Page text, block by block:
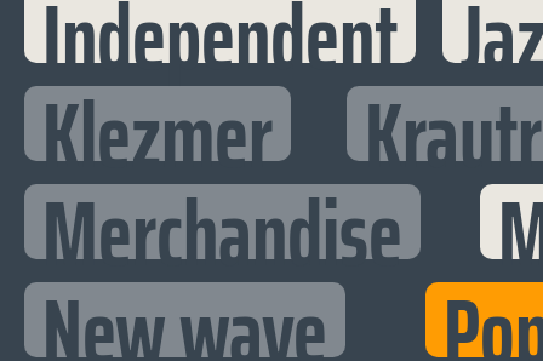
Independent
Klezmer
Merchandise
New wave